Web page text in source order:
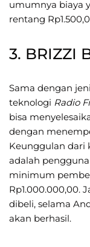
umumnya biaya
rentang
3. BRIZZI
Sama dengan
teknologi Radio
bisa
dengan
Keunggulan dari
adalah
minimum
Rp1.000.000,00.
dibeli, selama
akan berhasil.